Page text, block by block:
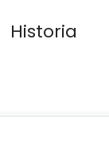
Historia